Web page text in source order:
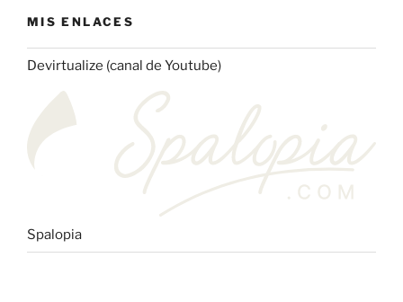
MIS ENLACES
Devirtualize (canal de Youtube)
Spalopia